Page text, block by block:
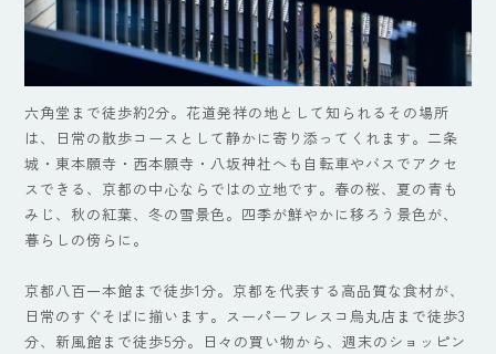
六角堂まで徒歩約2分。花道発祥の地として知られるその場所
は、日常の散歩コースとして静かに寄り添ってくれます。二条
城・東本願寺・西本願寺・八坂神社へも自転車やバスでアクセ
スできる、京都の中心ならではの立地です。春の桜、夏の青も
みじ、秋の紅葉、冬の雪景色。四季が鮮やかに移ろう景色が、
暮らしの傍らに。
京都八百一本館まで徒歩1分。京都を代表する高品質な食材が、
日常のすぐそばに揃います。スーパーフレスコ烏丸店まで徒歩3
分、新風館まで徒歩5分。日々の買い物から、週末のショッピン